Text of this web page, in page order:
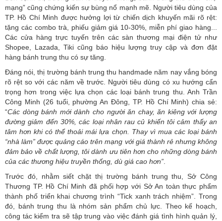
mạng” cũng chứng kiến sự bùng nổ mạnh mẽ. Người tiêu dùng của
TP. Hồ Chí Minh được hưởng lợi từ chiến dịch khuyến mãi rõ rệt:
tặng các combo trà, phiếu giảm giá 10-30%, miễn phí giao hàng...
Các cửa hàng trực tuyến trên các sàn thương mại điện tử như
Shopee, Lazada, Tiki cũng báo hiệu lượng truy cập và đơn đặt
hàng bánh trung thu có sự tăng.
Đáng nói, thị trường bánh trung thu handmade năm nay vắng bóng
rõ rệt so với các năm về trước. Người tiêu dùng có xu hướng cẩn
trọng hơn trong việc lựa chọn các loại bánh trung thu. Anh Trần
Công Minh (26 tuổi, phường An Đông, TP. Hồ Chí Minh) chia sẻ:
“Các dòng bánh mới dành cho người ăn chay, ăn kiêng với lượng
đường giảm đến 30%, các loại nhân rau củ khiến tôi cảm thấy an
tâm hơn khi có thể thoải mái lựa chọn. Thay vì mua các loại bánh
“nhà làm” được quảng cáo trên mạng với giá thành rẻ nhưng không
đảm bảo về chất lượng, tôi dành ưu tiên hơn cho những dòng bánh
của các thương hiệu truyền thống, dù giá cao hơn”
Trước đó, nhằm siết chặt thị trường bánh trung thu, Sở Công
Thương TP. Hồ Chí Minh đã phối hợp với Sở An toàn thực phẩm
thành phố triển khai chương trình “Tick xanh trách nhiệm”. Trong
đó, bánh trung thu là nhóm sản phẩm chủ lực. Theo kế hoạch,
công tác kiểm tra sẽ tập trung vào việc đánh giá tình hình quản lý,